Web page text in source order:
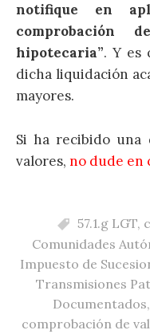
notifique en
comprobación
hipotecaria”. Y es
dicha liquidación
mayores.
Si ha recibido una
valores, no dude en
57.1.g LGT,
Comunidades
Impuesto de
Transmisiones
Documentados,
comprobación de